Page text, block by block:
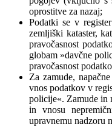
oprostitve za nazaj;
Podatki se v
zemljiški kataster,
pravočasnost
globam »davčne
pravočasnost
Za zamude,
vnos podatkov v
policije«. Zamude in
in vnosu
upravnemu nadzoru